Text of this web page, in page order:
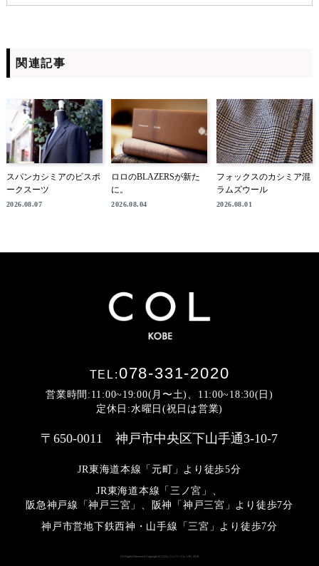
関連記事
スパンカシミアのビスポ
ークスーツ
2026.08.07
ロロのBLAZERSが新た
に。
2026.08.04
フォックスのカシミア混
ラムズウール
2026.08.01
TEL:078-331-2020
営業時間:11:00~19:00(月〜土)、11:00~18:30(日)
定休日:水曜日(祝日は営業)
〒650-0011 神戸市中央区下山手通3-10-7
JR東海道本線「元町」より徒歩5分
JR東海道本線「三ノ宮」、
阪急神戸線「神戸三宮」、阪神「神戸三宮」より 徒歩7分
神戸市営地下鉄西神・山手線「三宮」より徒歩7分
All Rights Reserved Copyright (C) COL<コルウ> Co., LTD. 2019